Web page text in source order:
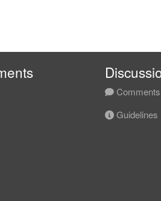
Comments
Guidelines